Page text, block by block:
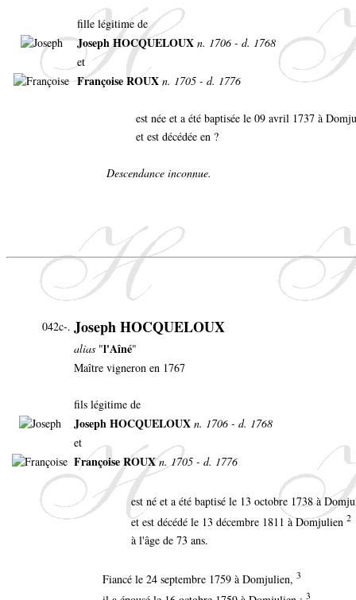
fille légitime de
Joseph HOCQUELOUX n. 1706 - d. 1768
et
Françoise ROUX n. 1705 - d. 1776
est née et a été baptisée le 09 avril 1737 à
et est décédée en ?
Descendance inconnue.
042c-. Joseph HOCQUELOUX
alias "l'Aîné"
Maître vigneron en 1767
fils légitime de
Joseph HOCQUELOUX n. 1706 - d. 1768
et
Françoise ROUX n. 1705 - d. 1776
est né et a été baptisé le 13 octobre 1738 à
et est décédé le 13 décembre 1811 à Domjulien 2
à l'âge de 73 ans.
Fiancé le 24 septembre 1759 à Domjulien, 3
3